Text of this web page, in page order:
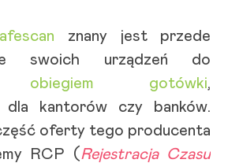
znany jest przede
swoich urządzeń do
obiegiem gotówki,
dla kantorów czy banków.
oferty tego producenta
RCP ( Rejestracja Czasu